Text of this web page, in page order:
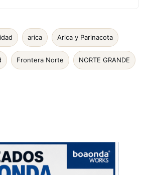
arica Arica y Parinacota
Frontera Norte NORTE GRANDE